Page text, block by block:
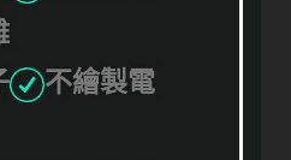
不繪製電